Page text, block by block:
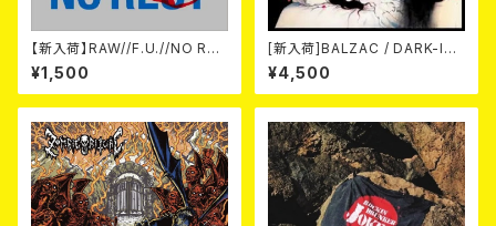
【新入荷】RAW//F.U.//NO RES
T / 3way split EP ハード ラッ
ク ダンス (CD)
¥1,500
[新入荷]BALZAC / DARK-IS
M -20th Anniversary Comp
ilation- (2CD)
¥4,500